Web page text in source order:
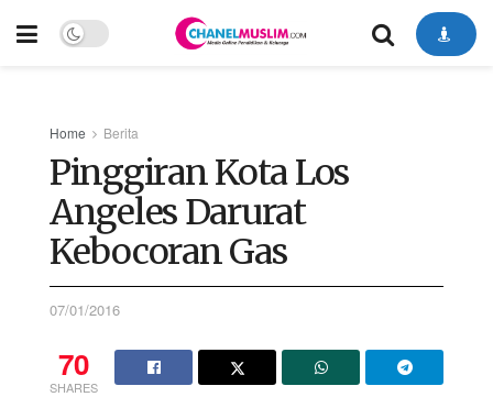
Home Berita
Pinggiran Kota Los
Angeles Darurat
Kebocoran Gas
07/01/2016
70
SHARES